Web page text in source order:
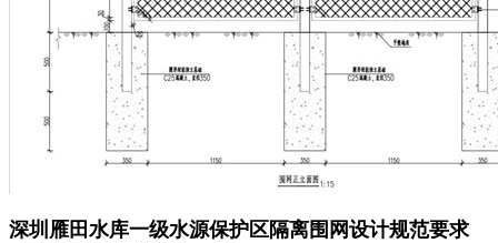
深圳雁田水库一级水源保护区隔离围网设计规范要求